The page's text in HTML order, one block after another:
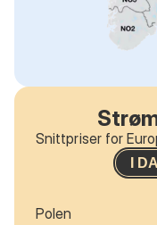
Snittpriser for
I
Polen